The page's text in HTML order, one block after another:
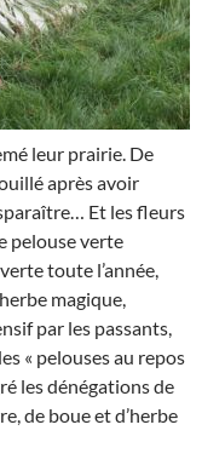
leur prairie. De
après avoir
Et les fleurs
pelouse verte
toute l’année,
magique,
par les passants,
« pelouses au repos
les dénégations de
de boue et d’herbe